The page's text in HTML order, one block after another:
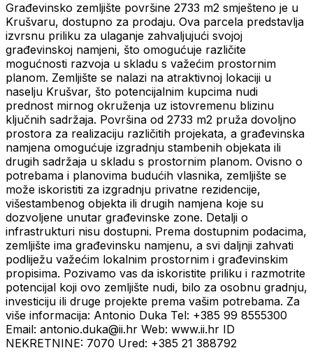
Građevinsko zemljište površine 2733 m2 smješteno je u
Krušvaru, dostupno za prodaju. Ova parcela predstavlja
izvrsnu priliku za ulaganje zahvaljujući svojoj
građevinskoj namjeni, što omogućuje različite
mogućnosti razvoja u skladu s važećim prostornim
planom. Zemljište se nalazi na atraktivnoj lokaciji u
naselju Krušvar, što potencijalnim kupcima nudi
prednost mirnog okruženja uz istovremenu blizinu
ključnih sadržaja. Površina od 2733 m2 pruža dovoljno
prostora za realizaciju različitih projekata, a građevinska
namjena omogućuje izgradnju stambenih objekata ili
drugih sadržaja u skladu s prostornim planom. Ovisno o
potrebama i planovima budućih vlasnika, zemljište se
može iskoristiti za izgradnju privatne rezidencije,
višestambenog objekta ili drugih namjena koje su
dozvoljene unutar građevinske zone. Detalji o
infrastrukturi nisu dostupni. Prema dostupnim podacima,
zemljište ima građevinsku namjenu, a svi daljnji zahvati
podliježu važećim lokalnim prostornim i građevinskim
propisima. Pozivamo vas da iskoristite priliku i razmotrite
potencijal koji ovo zemljište nudi, bilo za osobnu gradnju,
investiciju ili druge projekte prema vašim potrebama. Za
više informacija: Antonio Duka Tel: +385 99 8555300
Email: antonio.duka@ii.hr Web: www.ii.hr ID
NEKRETNINE: 7070 Ured: +385 21 388792